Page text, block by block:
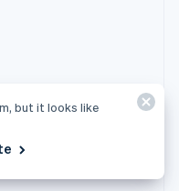
but it looks like